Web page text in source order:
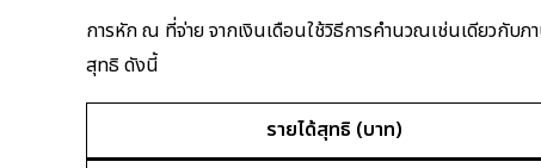
การหัก ณ ที่จ่าย จากเงินเดือนใช้วิธีการคำนวณเช่นเดียวกับ
สุทธิ ดังนี้
รายได้สุทธิ (บาท)